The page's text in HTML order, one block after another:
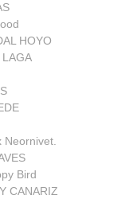
HOYO
Bird
CANARIZ